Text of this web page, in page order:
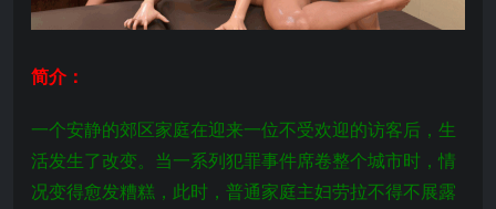
简介：
一个安静的郊区家庭在迎来一位不受欢迎的访客后，生
活发生了改变。当一系列犯罪事件席卷整个城市时，情
况变得愈发糟糕，此时，普通家庭主妇劳拉不得不展露